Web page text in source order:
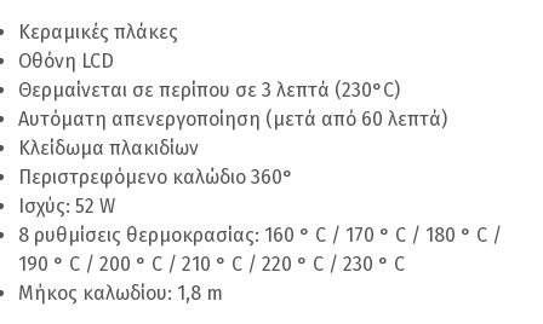
Κεραμικές πλάκες
Οθόνη LCD
Θερμαίνεται σε περίπου σε 3 λεπτά (230°C)
Αυτόματη απενεργοποίηση (μετά από 60 λεπτά)
Κλείδωμα πλακιδίων
Περιστρεφόμενο καλώδιο 360°
Ισχύς: 52 W
8 ρυθμίσεις θερμοκρασίας: 160 ° C / 170 ° C / 180 ° C /
190 ° C / 200 ° C / 210 ° C / 220 ° C / 230 ° C
Μήκος καλωδίου: 1,8 m